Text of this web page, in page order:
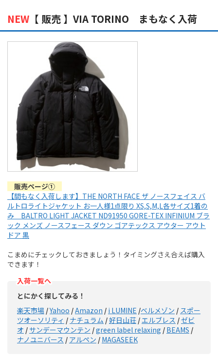
NEW 【 販売 】VIA TORINO まもなく入荷
販売ページ①
【間もなく入荷します】THE NORTH FACE ザ ノースフェイス バ
ルトロライトジャケット お一人様1点限り XS,S,M,L各サイズ1着の
み BALTRO LIGHT JACKET ND91950 GORE-TEX INFINIUM ブラ
ック メンズ ノースフェース ダウン ゴアテックス アウター アウト
ドア 黒
こまめにチェックしておきましょう！タイミングさえ合えば購入
できます！
入荷一覧へ
とにかく探してみる！
楽天市場 /Yahoo /Amazon / i LUMINE /ベルメゾン / スポー
ツオーソリティ / ナチュラム /好日山荘 /エルブレス /ゼビ
オ / サンデーマウンテン /green label relaxing / BEAMS /
ナノユニバース / アルペン / MAGASEEK